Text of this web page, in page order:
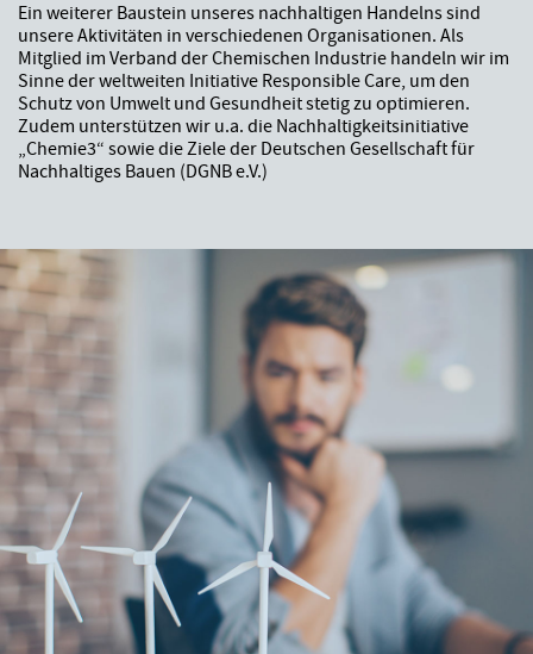
Ein weiterer Baustein unseres nachhaltigen Handelns sind
unsere Aktivitäten in verschiedenen Organisationen. Als
Mitglied im Verband der Chemischen Industrie handeln wir im
Sinne der weltweiten Initiative Responsible Care, um den
Schutz von Umwelt und Gesundheit stetig zu optimieren.
Zudem unterstützen wir u.a. die Nachhaltigkeitsinitiative
„Chemie3“ sowie die Ziele der Deutschen Gesellschaft für
Nachhaltiges Bauen (DGNB e.V.)